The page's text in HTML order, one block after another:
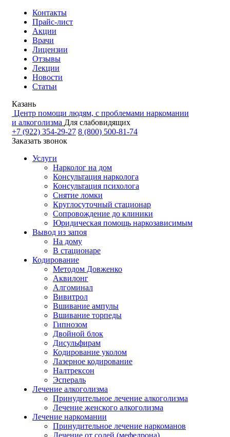
Контакты
Прайс-лист
Акции
Врачи
Лицензии
Отзывы
Лекции
Новости
Статьи
Казань
Центр помощи людям, с проблемами наркомании
и алкоголизма Для слабовидящих
+7 (922) 354-29-27 8 (800) 500-81-74
Заказать звонок
Услуги
Нарколог на дом
Консультация нарколога
Консультация психолога
Снятие ломки
Круглосуточный стационар
Сопровождение до клиники
Юридическая помощь наркозависимым
Вывод из запоя
На дому
В стационаре
Кодирование
Методом Довженко
Аквилонг
Алгоминал
Вивитрол
Вшивание ампулы
Вшивание торпеды
Гипнозом
Двойной блок
Дисульфирам
Кодирование уколом
Лазерное кодирование
Налтрексон
Эспераль
Лечение алкоголизма
Принудительное лечение алкоголизма
Лечение женского алкоголизма
Лечение наркомании
Принудительное лечение наркоманов
Лечение от солей (мефедрона)